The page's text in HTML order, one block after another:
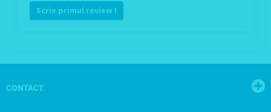
Scrie primul review !
CONTACT